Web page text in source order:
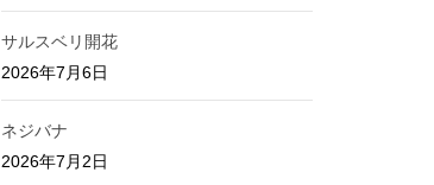
サルスベリ開花
2026年7月6日
ネジバナ
2026年7月2日